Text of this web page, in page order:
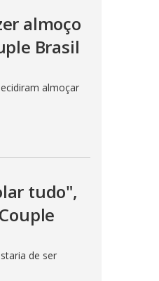
almoço
Brasil
almoçar
tudo",
de ser